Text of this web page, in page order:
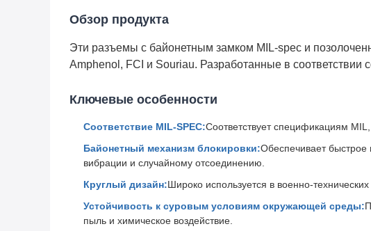
Обзор продукта
Эти разъемы с байонетным замком MIL-spec и
Amphenol, FCI и Souriau. Разработанные в
Ключевые особенности
Соответствие MIL-SPEC:Соответствует спецификациям
Байонетный механизм блокировки:Обеспечивает быстрое
вибрации и случайному отсоединению.
Круглый дизайн:Широко используется в военно-
Устойчивость к суровым условиям окружающей среды:
пыль и химическое воздействие.